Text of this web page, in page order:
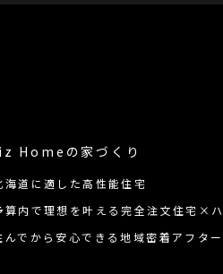
Homeの家づくり
海道に適した高性能住宅
算内で理想を叶える完全注文住宅×
んでから安心できる地域密着アフタ